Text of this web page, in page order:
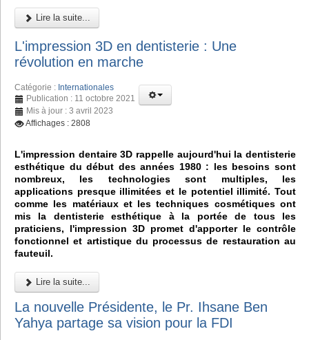
Lire la suite...
L'impression 3D en dentisterie : Une
révolution en marche
Catégorie : Internationales
Publication : 11 octobre 2021
Mis à jour : 3 avril 2023
Affichages : 2808
L'impression dentaire 3D rappelle aujourd'hui la dentisterie
esthétique du début des années 1980 : les besoins sont
nombreux, les technologies sont multiples, les
applications presque illimitées et le potentiel illimité. Tout
comme les matériaux et les techniques cosmétiques ont
mis la dentisterie esthétique à la portée de tous les
praticiens, l'impression 3D promet d'apporter le contrôle
fonctionnel et artistique du processus de restauration au
fauteuil.
Lire la suite...
La nouvelle Présidente, le Pr. Ihsane Ben
Yahya partage sa vision pour la FDI